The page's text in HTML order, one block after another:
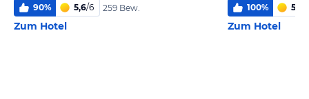
90% 5,6/6 259 Bew.
Zum Hotel
100% 5,5
Zum Hotel